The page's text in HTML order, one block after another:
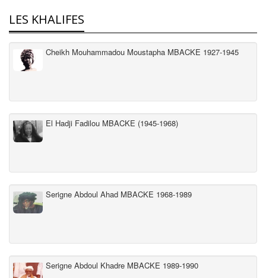
LES KHALIFES
Cheikh Mouhammadou Moustapha MBACKE 1927-1945
El Hadji Fadilou MBACKE (1945-1968)
Serigne Abdoul Ahad MBACKE 1968-1989
Serigne Abdoul Khadre MBACKE 1989-1990